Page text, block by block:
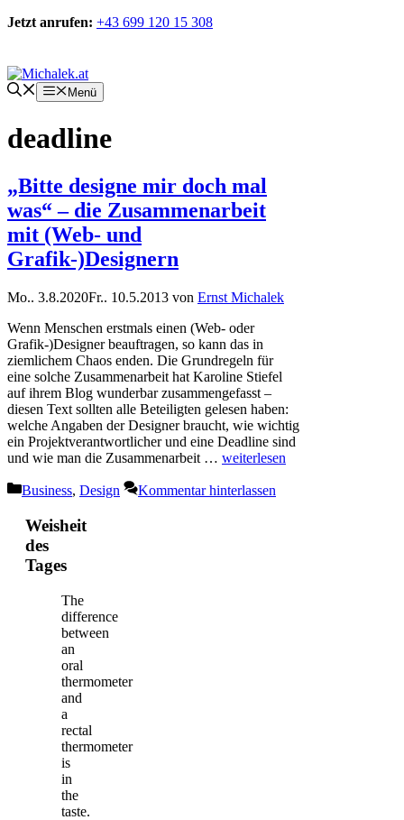
Zum
Jetzt anrufen: +43 699 120 15 308
Menü
deadline
„Bitte designe mir doch mal
was“ – die Zusammenarbeit
mit (Web- und
Grafik-)Designern
Mo.. 3.8.2020Fr.. 10.5.2013 von Ernst Michalek
Wenn Menschen erstmals einen (Web- oder
Grafik-)Designer beauftragen, so kann das in
ziemlichem Chaos enden. Die Grundregeln für
eine solche Zusammenarbeit hat Karoline Stiefel
auf ihrem Blog wunderbar zusammengefasst –
diesen Text sollten alle Beteiligten gelesen haben:
welche Angaben der Designer braucht, wie wichtig
ein Projektverantwortlicher und eine Deadline sind
und wie man die Zusammenarbeit … weiterlesen
Kategorien
Business, Design Kommentar hinterlassen
Weisheit
des
Tages
The
difference
between
an
oral
thermometer
and
a
rectal
thermometer
is
in
the
taste.